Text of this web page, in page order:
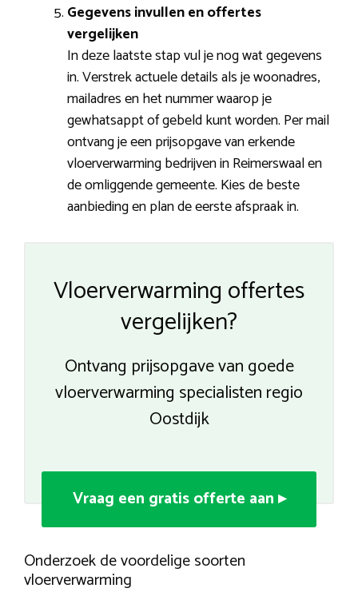
Gegevens invullen en offertes
vergelijken
In deze laatste stap vul je nog wat gegevens
in. Verstrek actuele details als je woonadres,
mailadres en het nummer waarop je
gewhatsappt of gebeld kunt worden. Per mail
ontvang je een prijsopgave van erkende
vloerverwarming bedrijven in Reimerswaal en
de omliggende gemeente. Kies de beste
aanbieding en plan de eerste afspraak in.
Vloerverwarming offertes
vergelijken?
Ontvang prijsopgave van goede
vloerverwarming specialisten regio
Oostdijk
Vraag een gratis offerte aan ▸
Onderzoek de voordelige soorten
vloerverwarming